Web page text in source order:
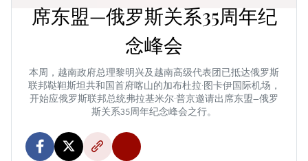
席东盟—俄罗斯关系35周年纪
念峰会
本周，越南政府总理黎明兴及越南高级代表团已抵达俄罗斯
联邦鞑靼斯坦共和国首府喀山的加布杜拉·图卡伊国际机场，
开始应俄罗斯联邦总统弗拉基米尔·普京邀请出席东盟—俄罗
斯关系35周年纪念峰会之行。